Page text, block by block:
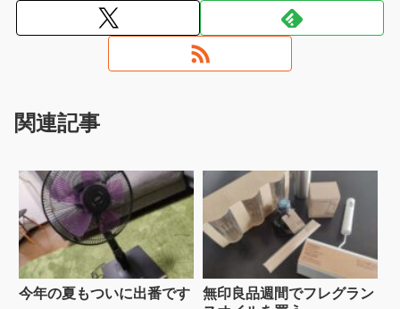
関連記事
今年の夏もついに出番です
無印良品週間でフレグラン